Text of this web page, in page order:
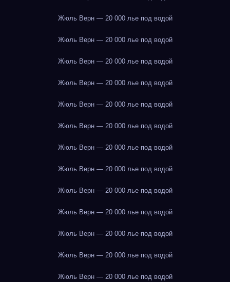
Жюль Верн — 20 000 лье под водой
Жюль Верн — 20 000 лье под водой
Жюль Верн — 20 000 лье под водой
Жюль Верн — 20 000 лье под водой
Жюль Верн — 20 000 лье под водой
Жюль Верн — 20 000 лье под водой
Жюль Верн — 20 000 лье под водой
Жюль Верн — 20 000 лье под водой
Жюль Верн — 20 000 лье под водой
Жюль Верн — 20 000 лье под водой
Жюль Верн — 20 000 лье под водой
Жюль Верн — 20 000 лье под водой
Жюль Верн — 20 000 лье под водой